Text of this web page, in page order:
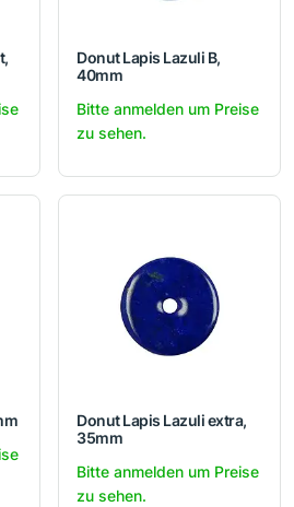
Donut Lapis Lazuli B,
40mm
Bitte anmelden um Preise
zu sehen.
Donut Lapis Lazuli extra,
35mm
Bitte anmelden um Preise
zu sehen.